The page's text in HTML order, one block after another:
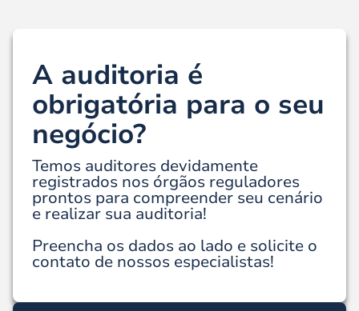
A auditoria é
obrigatória para o seu
negócio?
Temos auditores devidamente
registrados nos órgãos reguladores
prontos para compreender seu cenário
e realizar sua auditoria!
Preencha os dados ao lado e solicite o
contato de nossos especialistas!